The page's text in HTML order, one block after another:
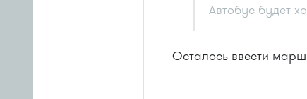
Автобус будет
Осталось ввести